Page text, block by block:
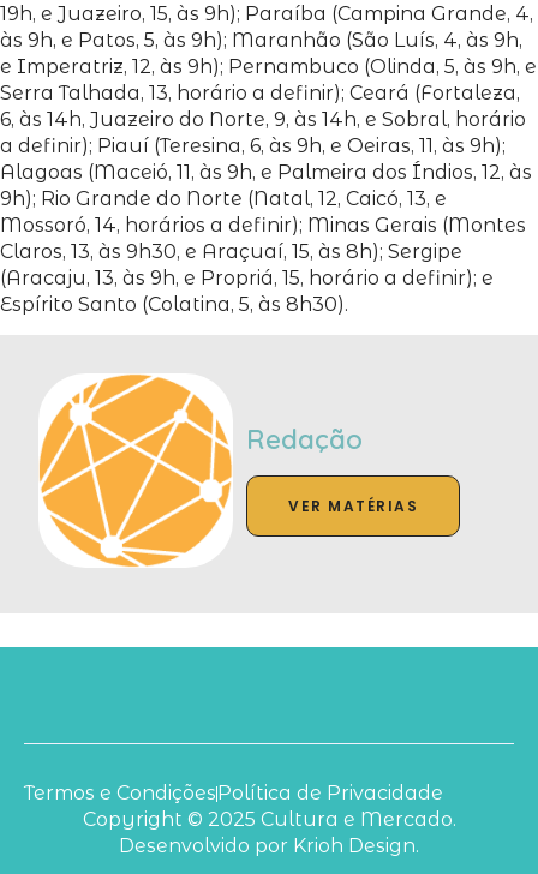
19h, e Juazeiro, 15, às 9h); Paraíba (Campina Grande, 4,
às 9h, e Patos, 5, às 9h); Maranhão (São Luís, 4, às 9h,
e Imperatriz, 12, às 9h); Pernambuco (Olinda, 5, às 9h, e
Serra Talhada, 13, horário a definir); Ceará (Fortaleza,
6, às 14h, Juazeiro do Norte, 9, às 14h, e Sobral, horário
a definir); Piauí (Teresina, 6, às 9h, e Oeiras, 11, às 9h);
Alagoas (Maceió, 11, às 9h, e Palmeira dos Índios, 12, às
9h); Rio Grande do Norte (Natal, 12, Caicó, 13, e
Mossoró, 14, horários a definir); Minas Gerais (Montes
Claros, 13, às 9h30, e Araçuaí, 15, às 8h); Sergipe
(Aracaju, 13, às 9h, e Propriá, 15, horário a definir); e
Espírito Santo (Colatina, 5, às 8h30).
Redação
VER MATÉRIAS
Copyright © 2025 Cultura e Mercado.
Desenvolvido por Krioh Design.
Termos e Condições Política de Privacidade